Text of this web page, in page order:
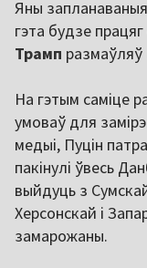
Яны
гэта будзе
Трамп размаўляў
На гэтым саміце
умоваў для
медыі, Пуцін
пакінулі ўвесь
выйдуць з
Херсонскай і
замарожаны.